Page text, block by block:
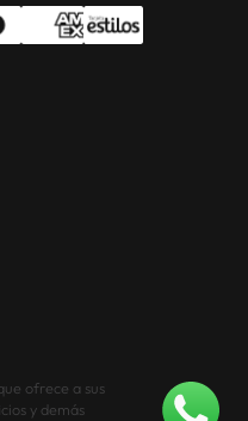
ofrece a sus
y demás